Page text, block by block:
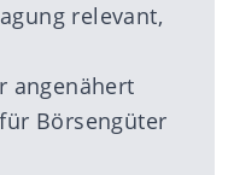
relevant,
angenähert
Börsengüter